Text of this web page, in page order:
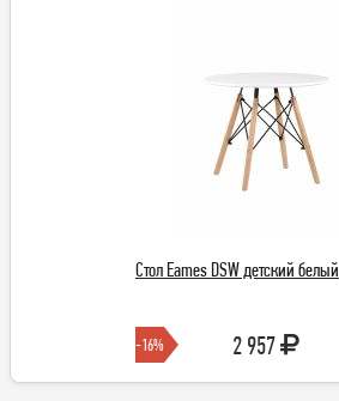
Стол Eames DSW детский белый
-16% 2 957